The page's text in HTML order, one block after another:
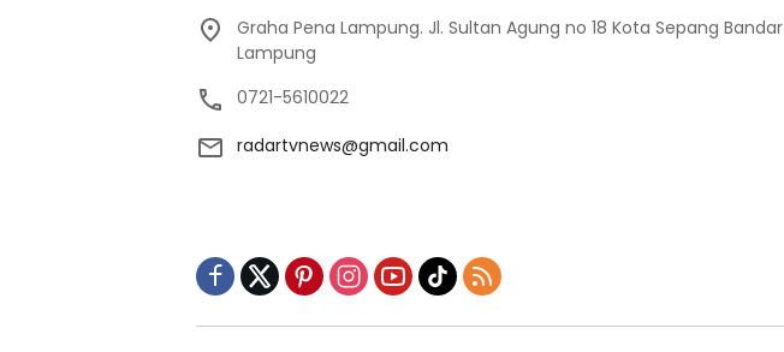
Graha Pena Lampung. Jl. Sultan Agung no 18 Kota Sepang Bandar
Lampung
0721-5610022
radartvnews@gmail.com